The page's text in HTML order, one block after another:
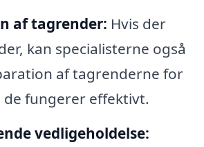
af tagrender: Hvis der
kan specialisterne også
af tagrenderne for
de fungerer effektivt.
vedligeholdelse: